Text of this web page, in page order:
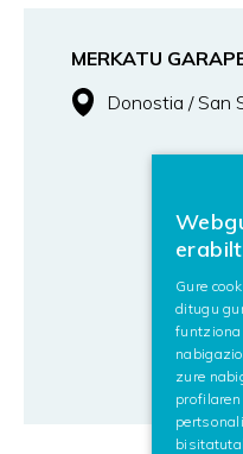
MERKATU
Donostia / San
Gure
ditugu
funtziona
zure